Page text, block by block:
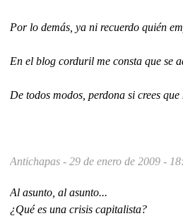
Por lo demás, ya ni recuerdo quién
En el blog corduril me consta que se
De todos modos, perdona si crees
Antichapas - 29 de enero de 2009 -
Al asunto, al asunto...
¿Qué es una crisis capitalista?